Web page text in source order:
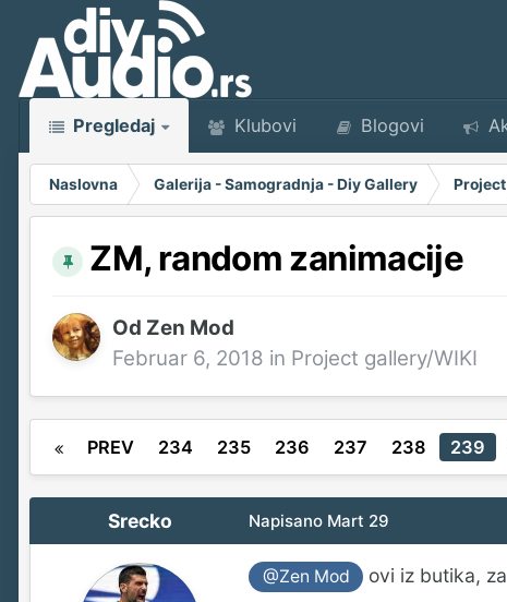
Pregledaj Klubovi Blogovi
Naslovna Galerija - Samogradnja - Diy Gallery
ZM, random zanimacije
Od Zen Mod
Februar 6, 2018 in Project gallery/WIKI
PREV 234 235 236 237 238 239
Srecko Napisano Mart 29
@Zen Mod
ovi iz butika,